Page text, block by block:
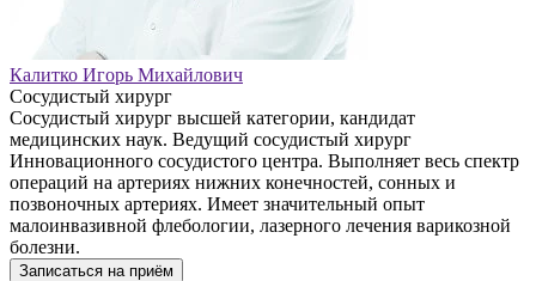
Калитко Игорь Михайлович
Сосудистый хирург
Сосудистый хирург высшей категории, кандидат
медицинских наук. Ведущий сосудистый хирург
Инновационного сосудистого центра. Выполняет весь спектр
операций на артериях нижних конечностей, сонных и
позвоночных артериях. Имеет значительный опыт
малоинвазивной флебологии, лазерного лечения варикозной
болезни.
Записаться на приём